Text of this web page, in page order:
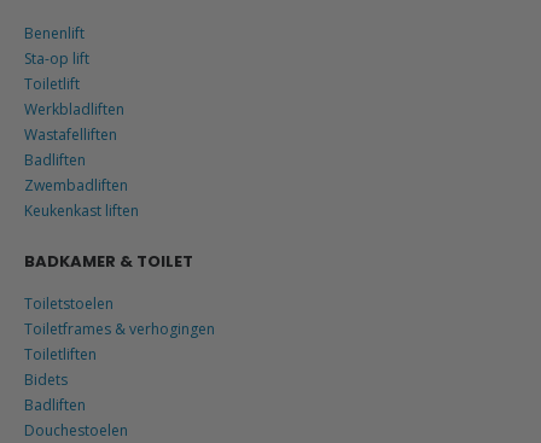
Benenlift
Sta-op lift
Toiletlift
Werkbladliften
Wastafelliften
Badliften
Zwembadliften
Keukenkast liften
BADKAMER & TOILET
Toiletstoelen
Toiletframes & verhogingen
Toiletliften
Bidets
Badliften
Douchestoelen